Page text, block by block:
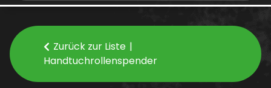
Zurück zur Liste
Handtuchrollenspender